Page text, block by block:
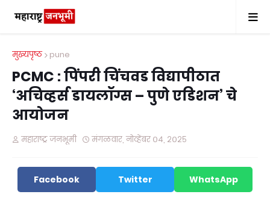
मुख्यपृष्ठ pune
PCMC : पिंपरी चिंचवड विद्यापीठात
‘अचिव्हर्स डायलॉग्स – पुणे एडिशन’ चे
आयोजन
महाराष्ट्र जनभूमी मंगळवार, नोव्हेंबर ०४, २०२५
Facebook Twitter WhatsApp